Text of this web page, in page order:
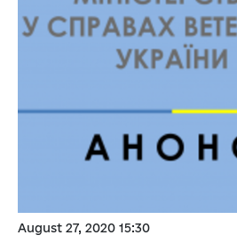
August 27, 2020 15:30